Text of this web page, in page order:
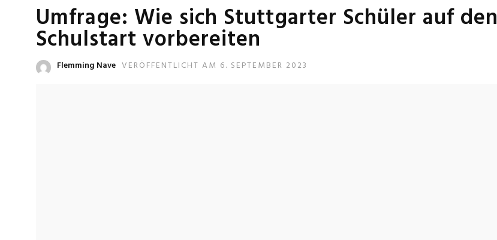
Umfrage: Wie sich Stuttgarter Schüler auf den
Schulstart vorbereiten
Flemming Nave VERÖFFENTLICHT AM 6. SEPTEMBER 2023